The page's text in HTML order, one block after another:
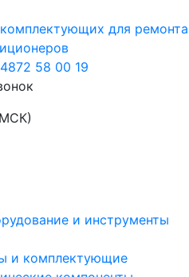
для ремонта
58 00 19
и инструменты
и комплектующие